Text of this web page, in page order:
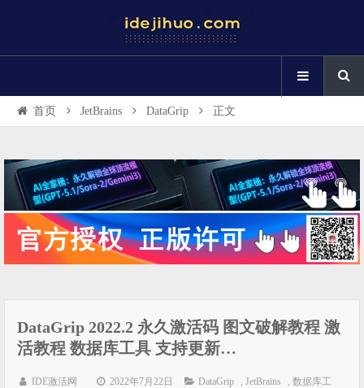
首页 JetBrains DataGrip 正文
DataGrip 2022.2 永久激活码 图文破解教程 激
活教程 数据库工具 支持更新…
IDE激活网 2022年7月22日 DataGrip ,JetBrains ,数据库工